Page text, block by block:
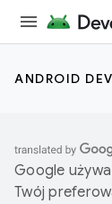
ANDROID
Google
Twój